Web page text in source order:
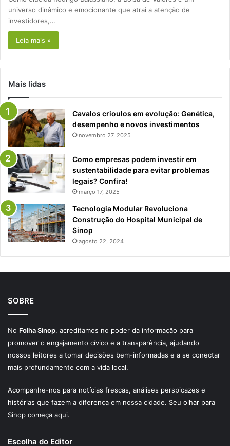
universo dinâmico e emocionante que atrai a atenção de
investidores,…
Leia mais »
Mais lidas
Cavalos crioulos em evolução: Genética,
desempenho e novos investimentos
novembro 27, 2025
Como empresas podem investir em
sustentabilidade para evitar problemas
legais? Confira!
março 17, 2025
Tecnologia Modular Revoluciona
Construção do Hospital Municipal de
Sinop
agosto 22, 2024
SOBRE
No Folha Sinop, acreditamos no poder da informação para
promover o engajamento cívico e a transparência, ajudando
nossos leitores a tomar decisões bem-informadas e a se conectar
mais profundamente com a vida local.
Acompanhe-nos para notícias frescas, análises perspicazes e
histórias que fazem a diferença em nossa cidade. Seu olhar para
Sinop começa aqui.
Escolha do Editor